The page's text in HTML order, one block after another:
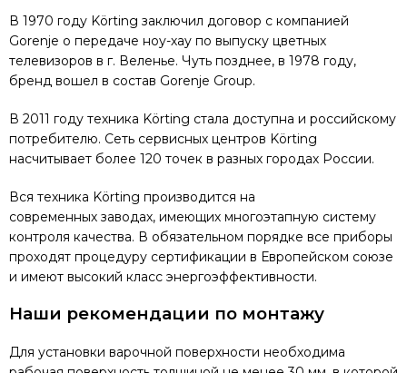
В 1970 году Körting заключил договор с компанией
Gorenje о передаче ноу-хау по выпуску цветных
телевизоров в г. Веленье. Чуть позднее, в 1978 году,
бренд вошел в состав Gorenje Group.
В 2011 году техника Körting стала доступна и российскому
потребителю. Сеть сервисных центров Körting
насчитывает более 120 точек в разных городах России.
Вся техника Körting производится на
современных заводах, имеющих многоэтапную систему
контроля качества. В обязательном порядке все приборы
проходят процедуру сертификации в Европейском союзе
и имеют высокий класс энергоэффективности.
Наши рекомендации по монтажу
Для установки варочной поверхности необходима